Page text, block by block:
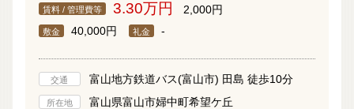
賃料 / 管理費等 3.30万円 2,000円
敷金 40,000円 礼金 -
交通 富山地方鉄道バス(富山市) 田島 徒歩10分
所在地 富山県富山市婦中町希望ケ丘